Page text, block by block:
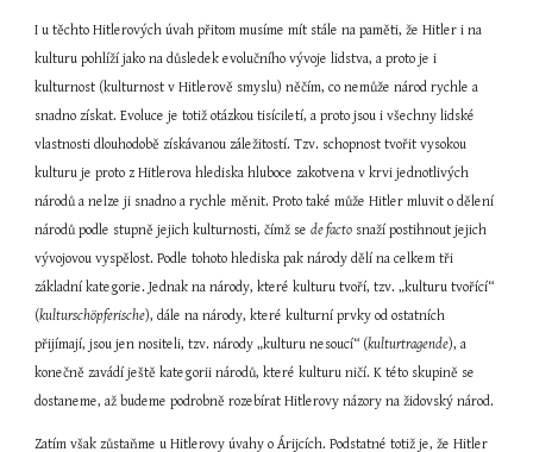
I u těchto Hitlerových úvah přitom musíme mít stále na paměti, že Hitler i na
kulturu pohlíží jako na důsledek evolučního vývoje lidstva, a proto je i
kulturnost (kulturnost v Hitlerově smyslu) něčím, co nemůže národ rychle a
snadno získat. Evoluce je totiž otázkou tisíciletí, a proto jsou i všechny lidské
vlastnosti dlouhodobě získávanou záležitostí. Tzv. schopnost tvořit vysokou
kulturu je proto z Hitlerova hlediska hluboce zakotvena v krvi jednotlivých
národů a nelze ji snadno a rychle měnit. Proto také může Hitler mluvit o dělení
národů podle stupně jejich kulturnosti, čímž se de facto snaží postihnout jejich
vývojovou vyspělost. Podle tohoto hlediska pak národy dělí na celkem tři
základní kategorie. Jednak na národy, které kulturu tvoří, tzv. „kulturu tvořící“
(kulturschöpferische), dále na národy, které kulturní prvky od ostatních
přijímají, jsou jen nositeli, tzv. národy „kulturu nesoucí“ (kulturtragende), a
konečně zavádí ještě kategorii národů, které kulturu ničí. K této skupině se
dostaneme, až budeme podrobně rozebírat Hitlerovy názory na židovský národ.
Zatím však zůstaňme u Hitlerovy úvahy o Árijcích. Podstatné totiž je, že Hitler